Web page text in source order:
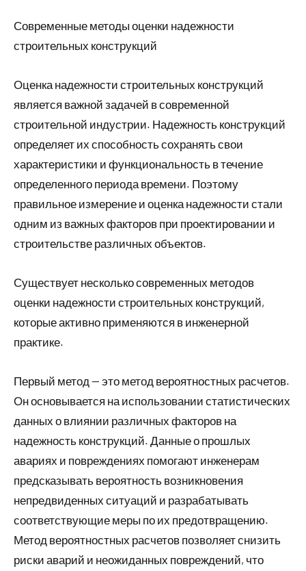
Современные методы оценки надежности
строительных конструкций
Оценка надежности строительных конструкций
является важной задачей в современной
строительной индустрии. Надежность конструкций
определяет их способность сохранять свои
характеристики и функциональность в течение
определенного периода времени. Поэтому
правильное измерение и оценка надежности стали
одним из важных факторов при проектировании и
строительстве различных объектов.
Существует несколько современных методов
оценки надежности строительных конструкций,
которые активно применяются в инженерной
практике.
Первый метод — это метод вероятностных расчетов.
Он основывается на использовании статистических
данных о влиянии различных факторов на
надежность конструкций. Данные о прошлых
авариях и повреждениях помогают инженерам
предсказывать вероятность возникновения
непредвиденных ситуаций и разрабатывать
соответствующие меры по их предотвращению.
Метод вероятностных расчетов позволяет снизить
риски аварий и неожиданных повреждений, что